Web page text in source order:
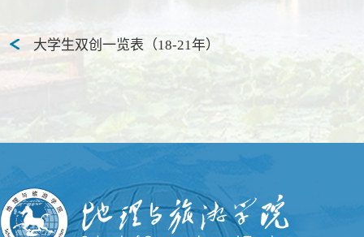
大学生双创一览表（18-21年）